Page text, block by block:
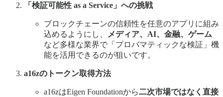
「検証可能性 as a Service」への挑戦
ブロックチェーンの信頼性を任意のアプリに組み
込めるようにし、
メディア、AI、金融、ゲーム
など多様な業界で「プロバマティックな検証」機
能を活用できるのが狙いです。
a16zのトークン取得方法
a16zはEigen Foundationから二次市場ではなく直接